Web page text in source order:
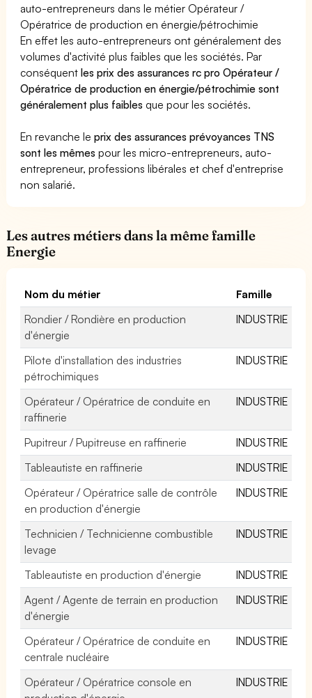
auto-entrepreneurs dans le métier Opérateur /
Opératrice de production en énergie/pétrochimie
En effet les auto-entrepreneurs ont généralement des
volumes d'activité plus faibles que les sociétés. Par
conséquentles prix des assurances rc pro Opérateur /
Opératrice de production en énergie/pétrochimie sont
généralement plus faibles que pour les sociétés.
En revanche leprix des assurances prévoyances TNS
sont les mêmes pour les micro-entrepreneurs, auto-
entrepreneur, professions libérales et chef d'entreprise
non salarié.
Les autres métiers dans la même famille
Energie
Nom du métier
Famille
Rondier / Rondière en production
d'énergie
INDUSTRIE
Pilote d'installation des industries
pétrochimiques
INDUSTRIE
Opérateur / Opératrice de conduite en
raffinerie
INDUSTRIE
Pupitreur / Pupitreuse en raffinerie
INDUSTRIE
Tableautiste en raffinerie
INDUSTRIE
Opérateur / Opératrice salle de contrôle
en production d'énergie
INDUSTRIE
Technicien / Technicienne combustible
levage
INDUSTRIE
Tableautiste en production d'énergie
INDUSTRIE
Agent / Agente de terrain en production
d'énergie
INDUSTRIE
Opérateur / Opératrice de conduite en
centrale nucléaire
INDUSTRIE
Opérateur / Opératrice console en
INDUSTRIE